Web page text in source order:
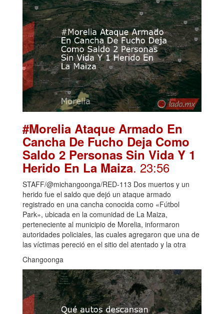
#Morelia Ataque Armado En
Cancha De Fucho Deja Como
Saldo 2 Personas Sin Vida Y 1
Herido En La Maiza. 23:56
STAFF/@michangoonga/RED-113 Dos muertos y un
herido fue el saldo que dejó un ataque armado
registrado en una cancha conocida como «Fútbol
Park», ubicada en la comunidad de La Maiza,
perteneciente al municipio de Morelia, informaron
autoridades policiales, las cuales agregaron que una de
las víctimas pereció en el sitio del atentado y la otra
Changoonga